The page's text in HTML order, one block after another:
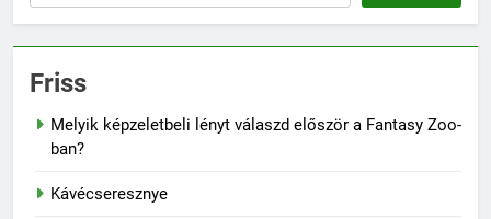
Friss
Melyik képzeletbeli lényt válaszd először a Fantasy Zoo-
ban?
Kávécseresznye